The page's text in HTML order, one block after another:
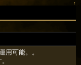
↑
用可能。。